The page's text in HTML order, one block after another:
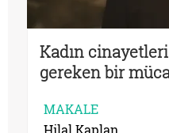
Kadın
gereken bir
MAKALE
Hilal Kaplan